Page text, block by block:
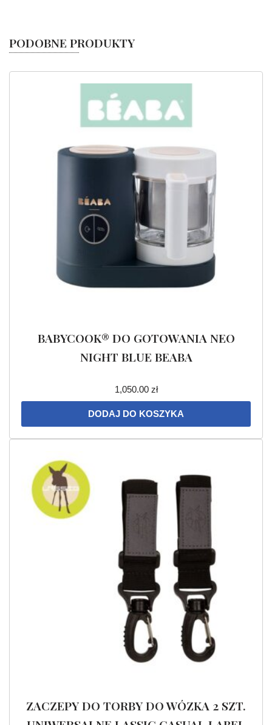
PODOBNE PRODUKTY
BABYCOOK® DO GOTOWANIA NEO
NIGHT BLUE BEABA
1,050.00 zł
DODAJ DO KOSZYKA
ZACZEPY DO TORBY DO WÓZKA 2 SZT.